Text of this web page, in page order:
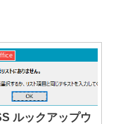
ルックアップウ